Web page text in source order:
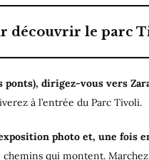
découvrir le parc
ponts), dirigez-vous vers
à l’entrée du Parc Tivoli.
photo et, une fois
qui montent. Marchez